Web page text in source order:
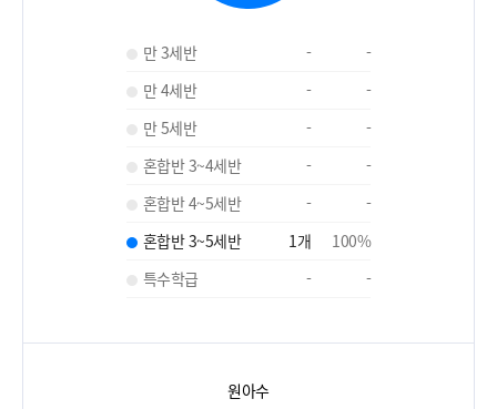
만 3세반 -
-
만 4세반
-
-
만 5세반
-
-
혼합반 3~4세반
-
-
혼합반 4~5세반
-
-
혼합반 3~5세반
1개 100%
특수학급
- -
원아수